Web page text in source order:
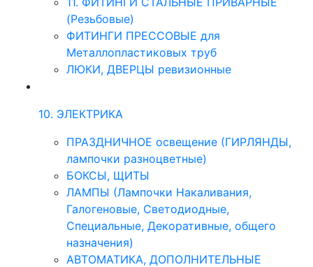
(Резьбовые)
ФИТИНГИ ПРЕССОВЫЕ для
Металлопластиковых труб
ЛЮКИ, ДВЕРЦЫ ревизионные
10. ЭЛЕКТРИКА
ПРАЗДНИЧНОЕ освещение (ГИРЛЯНДЫ,
лампочки разноцветные)
БОКСЫ, ЩИТЫ
ЛАМПЫ (Лампочки Накаливания,
Галогеновые, Светодиодные,
Специальные, Декоративные, общего
назначения)
АВТОМАТИКА, ДОПОЛНИТЕЛЬНЫЕ